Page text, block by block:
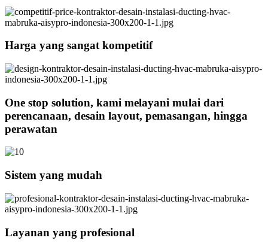
Harga yang sangat kompetitif
One stop solution, kami melayani mulai dari
perencanaan, desain layout, pemasangan, hingga
perawatan
Sistem yang mudah
Layanan yang profesional